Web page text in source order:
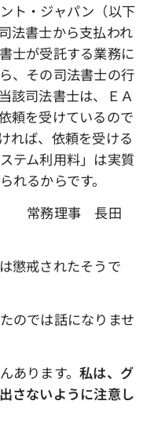
ト・ジャパン（以下
法書士から支払われ
士が受託する業務に
、その司法書士の行
該司法書士は、ＥＡ
頼を受けているので
れば、依頼を受ける
テム利用料」は実質
れるからです。
務理事 長田
懲戒されたそうで
のでは話になりませ
あります。私は、グ
さないように注意し